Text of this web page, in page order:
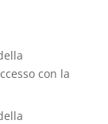
con la